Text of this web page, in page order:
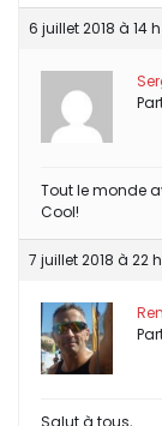
6 juillet 2018 à 14
Tout le monde
Cool!
7 juillet 2018 à 22
Salut à tous,